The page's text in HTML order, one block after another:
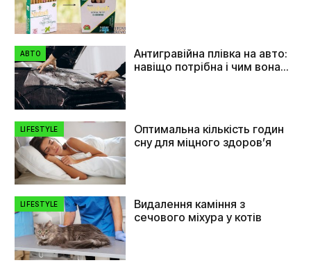
АВТО
Антигравійна плівка на авто:
навіщо потрібна і чим вона
LIFESTYLE
Оптимальна кількість годин
сну для міцного здоров’я
LIFESTYLE
Видалення каміння з
сечового міхура у котів